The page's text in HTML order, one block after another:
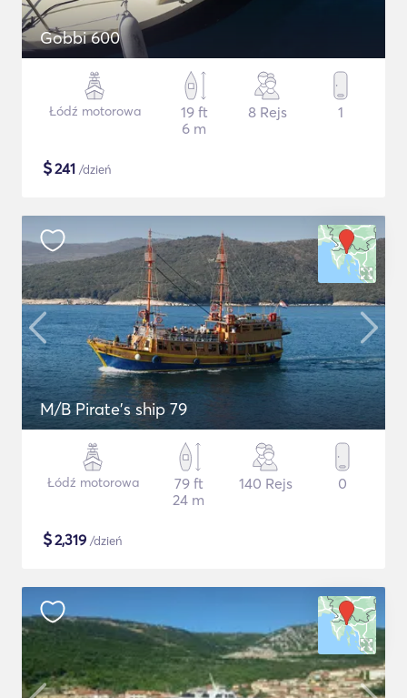
Gobbi 600
Łódź motorowa
19 ft
6 m
8 Rejs 1
$241 /dzień
M/B Pirate's ship 79
Łódź motorowa
79 ft
24 m
140 Rejs 0
$2,319 /dzień